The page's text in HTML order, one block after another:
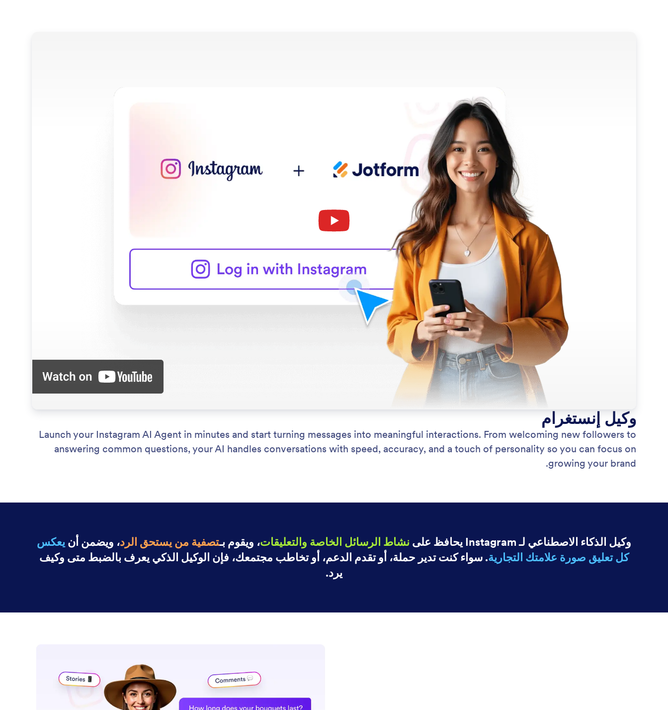
وكيل إنستغرام
Launch your Instagram AI Agent in minutes and start turning messages into meaningful interactions. From welcoming new followers to
answering common questions, your AI handles conversations with speed, accuracy, and a touch of personality so you can focus on
growing your brand.
وكيل الذكاء الاصطناعي لـ Instagram يحافظ على نشاط الرسائل الخاصة والتعليقات، ويقوم بـتصفية من يستحق الرد، ويضمن أن يعكس
كل تعليق صورة علامتك التجارية. سواء كنت تدير حملة، أو تقدم الدعم، أو تخاطب مجتمعك، فإن الوكيل الذكي يعرف بالضبط متى وكيف
يرد.